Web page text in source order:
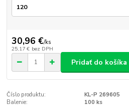
30,96 €/ks
25,17 € bez DPH
Pridať do košíka
Číslo produktu:
KL-P 269605
Balenie:
100 ks